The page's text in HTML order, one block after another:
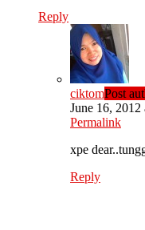
Reply
ciktomPost
June 16, 2012
Permalink
xpe
Reply